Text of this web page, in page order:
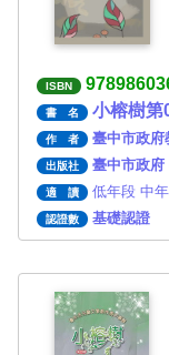
ISBN
書 名 小榕樹第
作 者 臺中市政
出版社 臺中市政府
適 讀 低年段 中
認證數 基礎認證